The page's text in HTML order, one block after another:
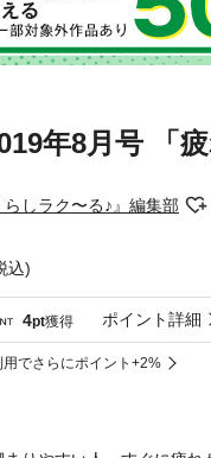
年8月号 「
らしラク〜る♪』編集部
込)
4pt獲得 ポイント詳細
でさらにポイント+2%